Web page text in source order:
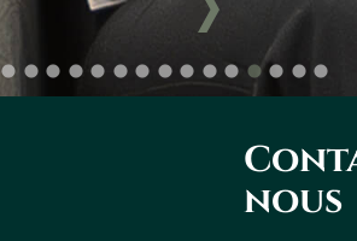
nous